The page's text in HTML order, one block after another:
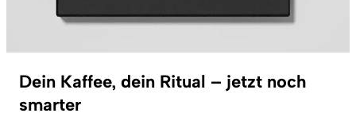
Dein Kaffee, dein Ritual – jetzt noch
smarter